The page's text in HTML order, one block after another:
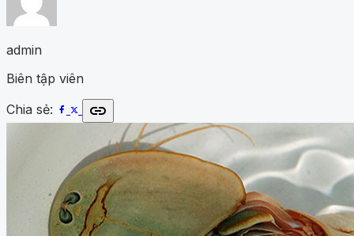
admin
Biên tập viên
Chia sẻ:
link